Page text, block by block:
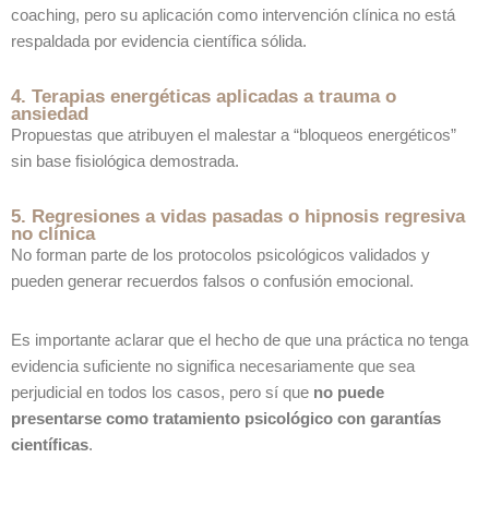
coaching, pero su aplicación como intervención clínica no está
respaldada por evidencia científica sólida.
4. Terapias energéticas aplicadas a trauma o
ansiedad
Propuestas que atribuyen el malestar a “bloqueos energéticos”
sin base fisiológica demostrada.
5. Regresiones a vidas pasadas o hipnosis regresiva
no clínica
No forman parte de los protocolos psicológicos validados y
pueden generar recuerdos falsos o confusión emocional.
Es importante aclarar que el hecho de que una práctica no tenga
evidencia suficiente no significa necesariamente que sea
perjudicial en todos los casos, pero sí que no puede
presentarse como tratamiento psicológico con garantías
científicas.